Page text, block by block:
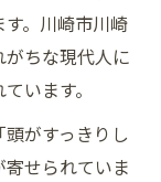
。川崎市川崎
ちな現代人に
います。
がすっきりし
せられていま